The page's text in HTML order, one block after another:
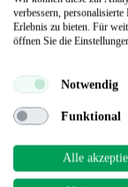
Terrassendielen
verbessern,
Erlebnis zu bieten. Für
öffnen Sie die
Notwendig
Funktional
Alle